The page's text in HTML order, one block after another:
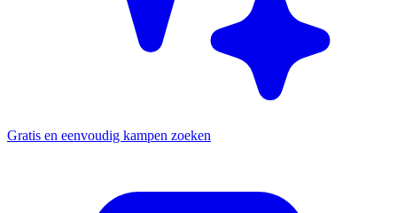
Gratis en eenvoudig kampen zoeken